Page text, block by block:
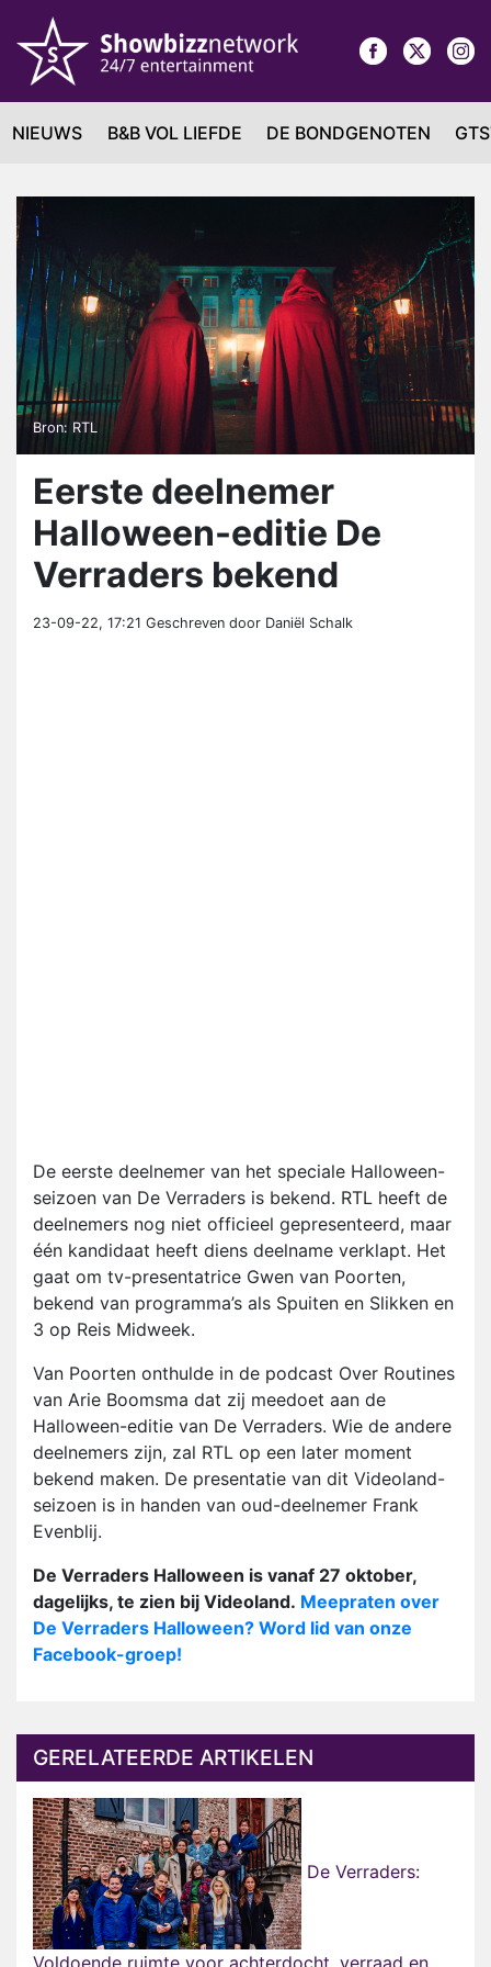
NIEUWS B&B VOL LIEFDE DE BONDGENOTEN
Bron: RTL
Eerste deelnemer
Halloween-editie De
Verraders bekend
23-09-22, 17:21 Geschreven door Daniël Schalk
De eerste deelnemer van het speciale Halloween-
seizoen van De Verraders is bekend. RTL heeft de
deelnemers nog niet officieel gepresenteerd, maar
één kandidaat heeft diens deelname verklapt. Het
gaat om tv-presentatrice Gwen van Poorten,
bekend van programma’s als Spuiten en Slikken en
3 op Reis Midweek.
Van Poorten onthulde in de podcast Over Routines
van Arie Boomsma dat zij meedoet aan de
Halloween-editie van De Verraders. Wie de andere
deelnemers zijn, zal RTL op een later moment
bekend maken. De presentatie van dit Videoland-
seizoen is in handen van oud-deelnemer Frank
Evenblij.
De Verraders Halloween is vanaf 27 oktober,
dagelijks, te zien bij Videoland. Meepraten over
De Verraders Halloween? Word lid van onze
Facebook-groep!
GERELATEERDE ARTIKELEN
De Verraders: